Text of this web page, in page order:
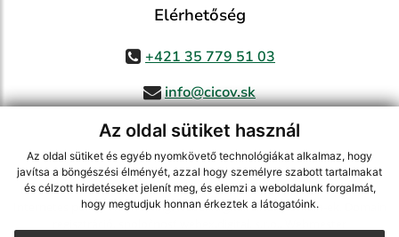
Az oldal sütiket használ
Az oldal sütiket és egyéb nyomkövető technológiákat alkalmaz, hogy
javítsa a böngészési élményét, azzal hogy személyre szabott tartalmakat
és célzott hirdetéseket jelenít meg, és elemzi a weboldalunk forgalmát,
hogy megtudjuk honnan érkeztek a látogatóink.
Elérhetőség
+421 35 779 51 03
info@cicov.sk
használja ki a legfrissebb információk követését az RSS funkcióval,
ECHELON 2 CMS rendszer (tartalomkezelő rendszer),Honlaptérkép
Internetes portál, webhosting,webex.digital, s.r.o.,Domain-ek